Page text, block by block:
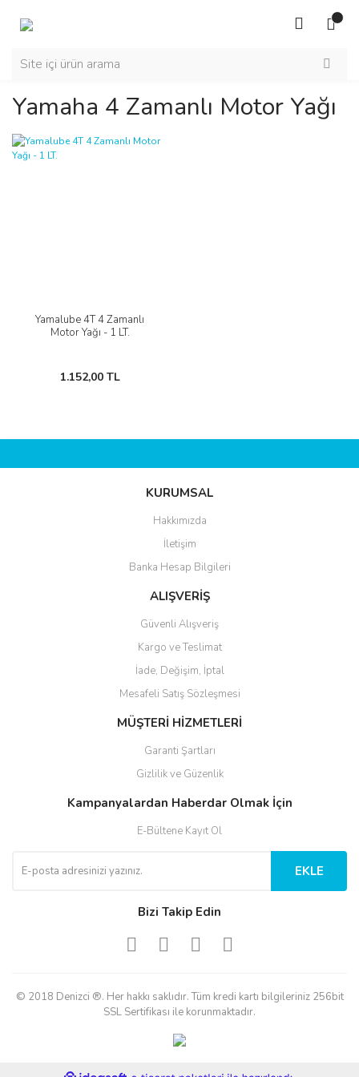
Yamaha 4 Zamanlı Motor Yağı
Yamalube 4T 4 Zamanlı
Motor Yağı - 1 LT.
1.152,00 TL
KURUMSAL
Hakkımızda
İletişim
Banka Hesap Bilgileri
ALIŞVERİŞ
Güvenli Alışveriş
Kargo ve Teslimat
İade, Değişim, İptal
Mesafeli Satış Sözleşmesi
MÜŞTERİ HİZMETLERİ
Garanti Şartları
Gizlilik ve Güzenlik
Kampanyalardan Haberdar Olmak İçin
E-Bültene Kayıt Ol
EKLE
Bizi Takip Edin
© 2018 Denizci ®. Her hakkı saklıdır. Tüm kredi kartı bilgileriniz 256bit
SSL Sertifikası ile korunmaktadır.